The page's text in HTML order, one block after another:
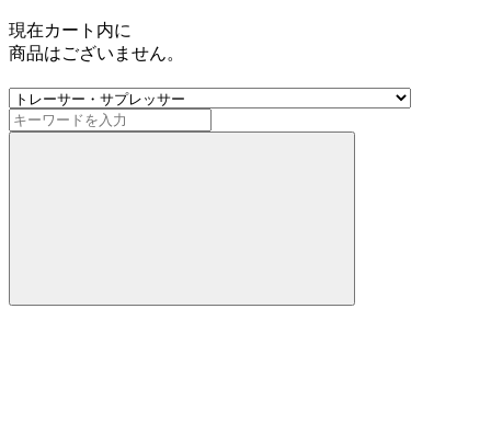
現在カート内に
商品はございません。